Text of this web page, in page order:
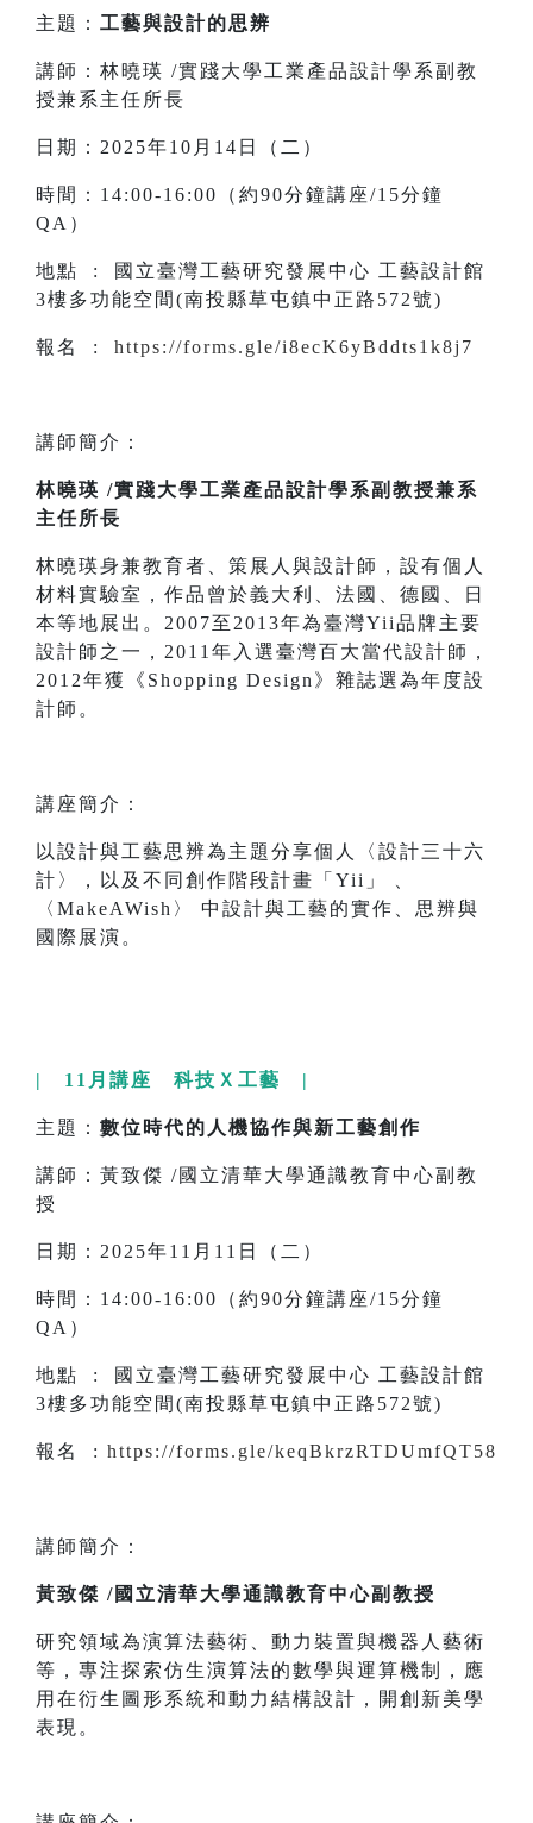
主題： 工藝與設計的思辨
講師：林曉瑛 /實踐大學工業產品設計學系副教
授兼系主任所長
日期：2025年10月14日（二）
時間：14:00-16:00（約90分鐘講座/15分鐘
QA）
地點 : 國立臺灣工藝研究發展中心 工藝設計館
3樓多功能空間(南投縣草屯鎮中正路572號)
報名 : https://forms.gle/i8ecK6yBddts1k8j7
講師簡介：
林曉瑛 /實踐大學工業產品設計學系副教授兼系
主任所長
林曉瑛身兼教育者、策展人與設計師，設有個人
材料實驗室，作品曾於義大利、法國、德國、日
本等地展出。2007至2013年為臺灣Yii品牌主要
設計師之一，2011年入選臺灣百大當代設計師，
2012年獲《Shopping Design》雜誌選為年度設
計師。
講座簡介：
以設計與工藝思辨為主題分享個人〈設計三十六
計〉，以及不同創作階段計畫「Yii」 、
〈MakeAWish〉 中設計與工藝的實作、思辨與
國際展演。
| 11月講座 科技Ｘ工藝 |
主題： 數位時代的人機協作與新工藝創作
講師：黃致傑 /國立清華大學通識教育中心副教
授
日期：2025年11月11日（二）
時間：14:00-16:00（約90分鐘講座/15分鐘
QA）
地點 : 國立臺灣工藝研究發展中心 工藝設計館
3樓多功能空間(南投縣草屯鎮中正路572號)
報名 : https://forms.gle/keqBkrzRTDUmfQT58
講師簡介：
黃致傑 /國立清華大學通識教育中心副教授
研究領域為演算法藝術、動力裝置與機器人藝術
等，專注探索仿生演算法的數學與運算機制，應
用在衍生圖形系統和動力結構設計，開創新美學
表現。